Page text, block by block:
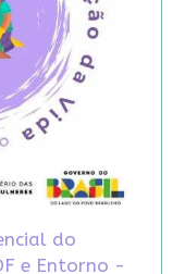
do
e Entorno -